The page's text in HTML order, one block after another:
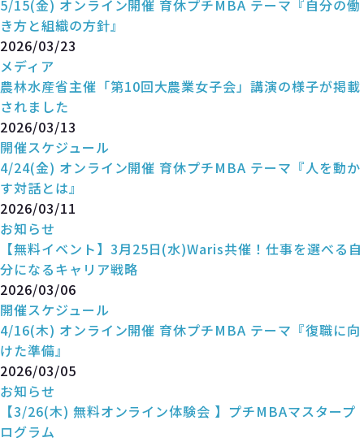
5/15(金) オンライン開催 育休プチMBA テーマ『自分の働
き方と組織の方針』
2026/03/23
メディア
農林水産省主催「第10回大農業女子会」講演の様子が掲載
されました
2026/03/13
開催スケジュール
4/24(金) オンライン開催 育休プチMBA テーマ『人を動か
す対話とは』
2026/03/11
お知らせ
【無料イベント】3月25日(水)Waris共催！仕事を選べる自
分になるキャリア戦略
2026/03/06
開催スケジュール
4/16(木) オンライン開催 育休プチMBA テーマ『復職に向
けた準備』
2026/03/05
お知らせ
【3/26(木) 無料オンライン体験会 】プチMBAマスタープ
ログラム